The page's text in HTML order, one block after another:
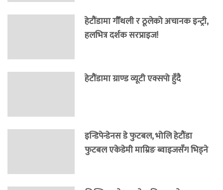
हेटौंडामा गौँथली र ठूलेको अचानक इन्ट्री,
हलभित्र दर्शक सरप्राइज!
हेटौंडामा ग्राण्ड व्यूटी एक्सपो हुँदै
इन्डिपेन्डेनस डे फुटबल, भोलि हेटौंडा
फुटबल एकेडेमी माम्रिङ ब्वाइजसँग भिड्ने